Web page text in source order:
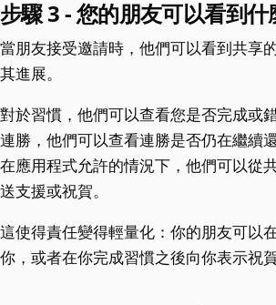
步驟 3 - 您的朋友可以看到什
當朋友接受邀請時，他們可以看到共享
其進展。
對於習慣，他們可以查看您是否完成或
連勝，他們可以查看連勝是否仍在繼續
在應用程式允許的情況下，他們可以從
送支援或祝賀。
這使得責任變得輕量化：你的朋友可以
你，或者在你完成習慣之後向你表示祝賀